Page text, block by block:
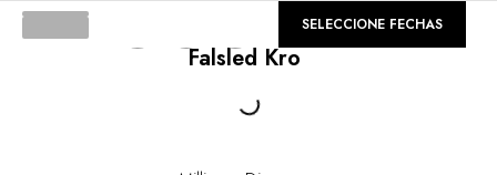
DESTINOS
África & Océano Índico
América Central & del Sur
GALERÍA
Falsled Kro
Loading...
SELECCIONE FECHAS